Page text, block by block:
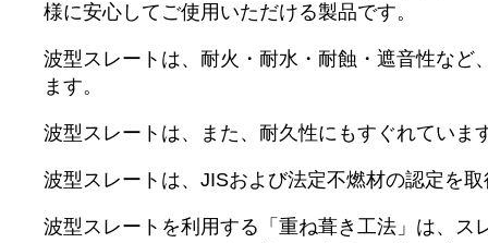
様に安心してご使用いただける製品です。
波型スレートは、耐火・耐水・耐蝕・遮音性など
ます。
波型スレートは、また、耐久性にもすぐれていま
波型スレートは、JISおよび法定不燃材の認定を
波型スレートを利用する「重ね葺き工法」は、ス